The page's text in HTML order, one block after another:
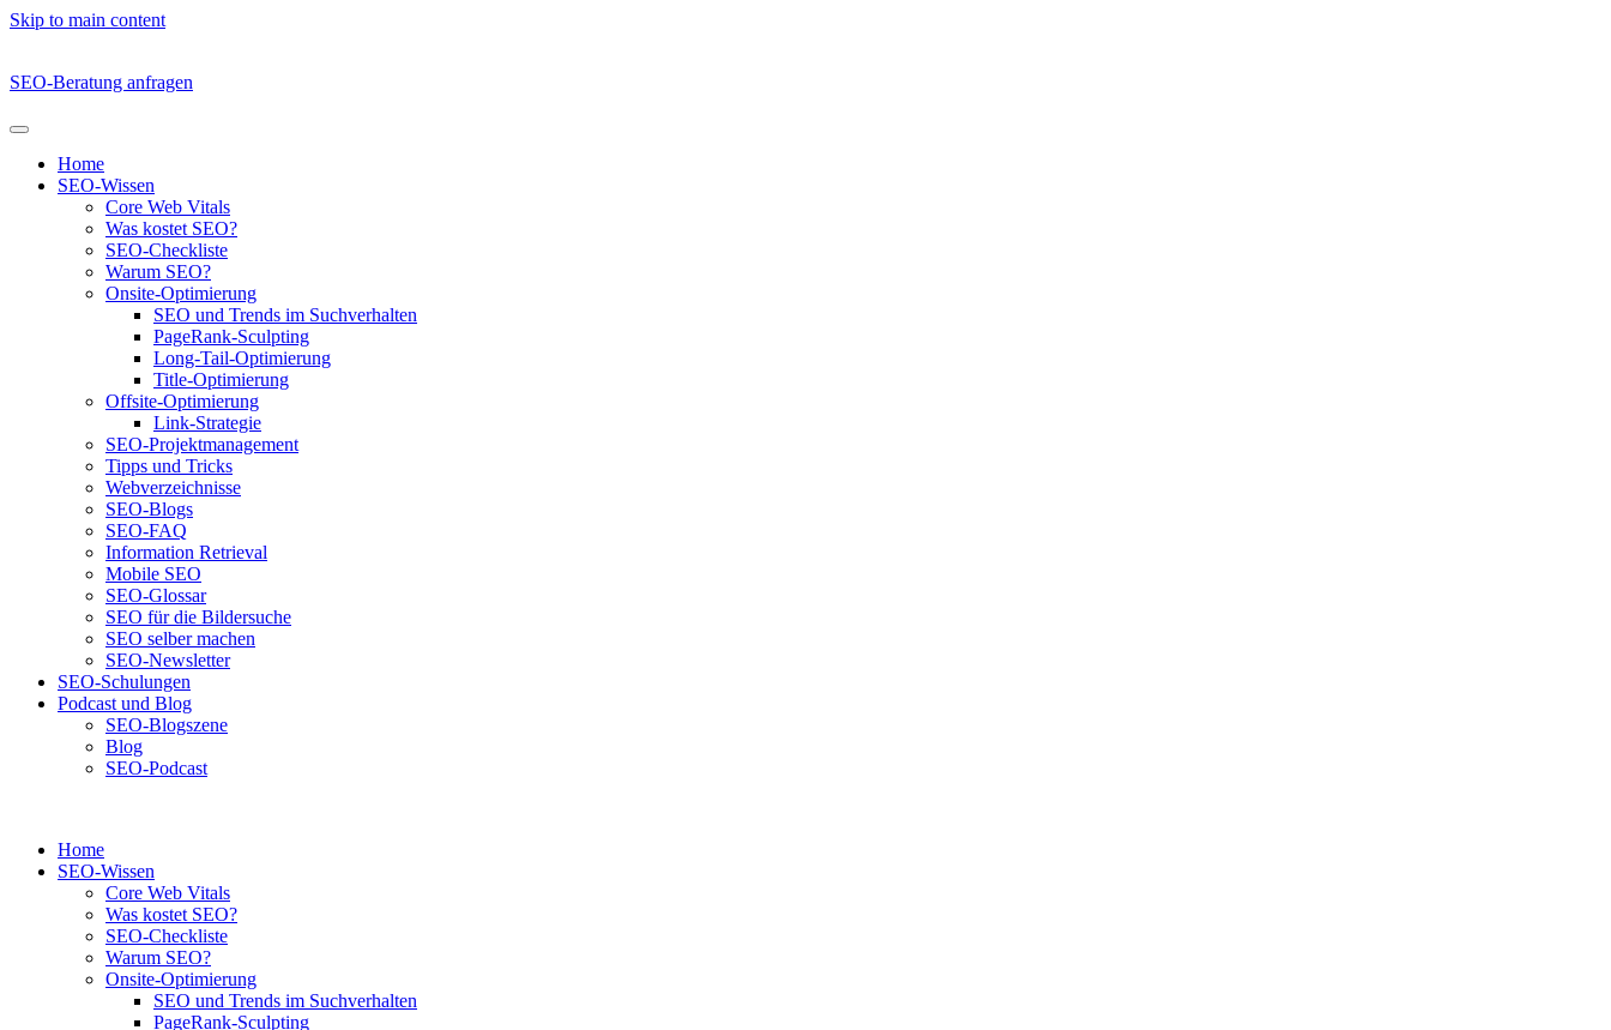
Skip to main content
SEO-Beratung anfragen
Home
SEO-Wissen
Core Web Vitals
Was kostet SEO?
SEO-Checkliste
Warum SEO?
Onsite-Optimierung
SEO und Trends im Suchverhalten
PageRank-Sculpting
Long-Tail-Optimierung
Title-Optimierung
Offsite-Optimierung
Link-Strategie
SEO-Projektmanagement
Tipps und Tricks
Webverzeichnisse
SEO-Blogs
SEO-FAQ
Information Retrieval
Mobile SEO
SEO-Glossar
SEO für die Bildersuche
SEO selber machen
SEO-Newsletter
SEO-Schulungen
Podcast und Blog
SEO-Blogszene
Blog
SEO-Podcast
Home
SEO-Wissen
Core Web Vitals
Was kostet SEO?
SEO-Checkliste
Warum SEO?
Onsite-Optimierung
SEO und Trends im Suchverhalten
PageRank-Sculpting